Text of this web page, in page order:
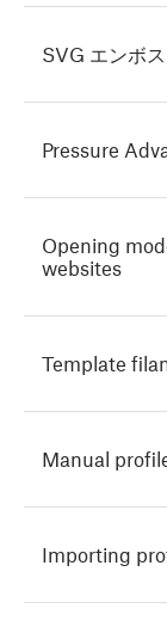
SVG エンボ
Pressure
Opening
websites
Template
Manual
Importing